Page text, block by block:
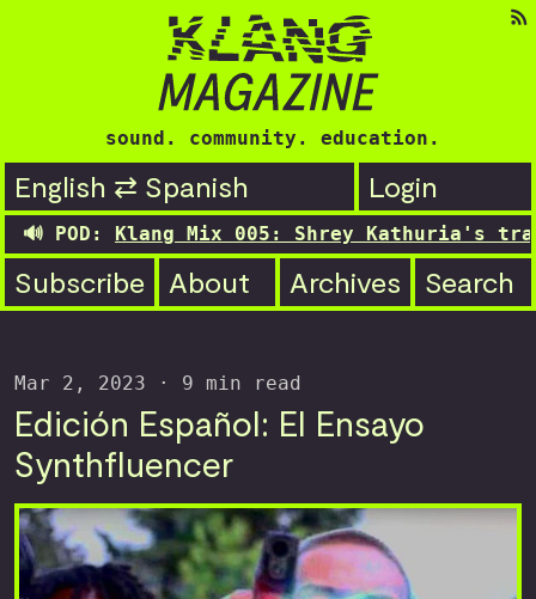
sound. community. education.
English ⇄ Spanish Login
Klang Mix 005: Shrey Kathuria's
Subscribe About Archives Search
Mar 2, 2023 · 9 min read
Edición Español: El Ensayo
Synthfluencer